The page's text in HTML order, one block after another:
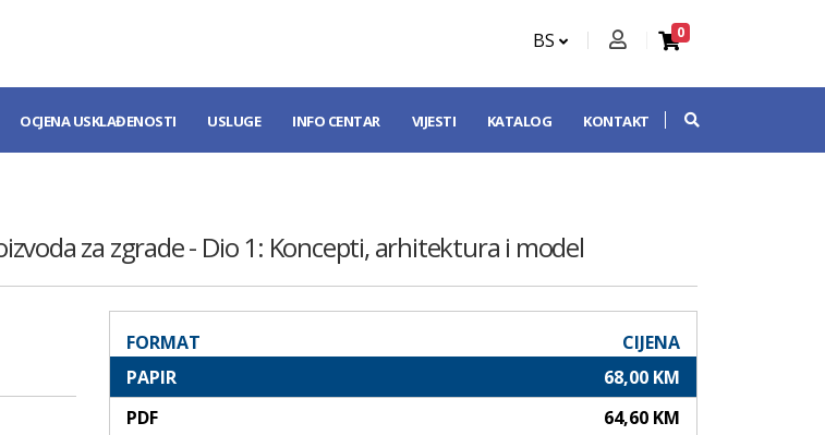
BS 0
OCJENA USKLAĐENOSTI USLUGE INFO CENTAR VIJESTI KATALOG KONTAKT
za zgrade - Dio 1: Koncepti, arhitektura i model
FORMAT
CIJENA
PAPIR
68,00 KM
PDF
64,60 KM